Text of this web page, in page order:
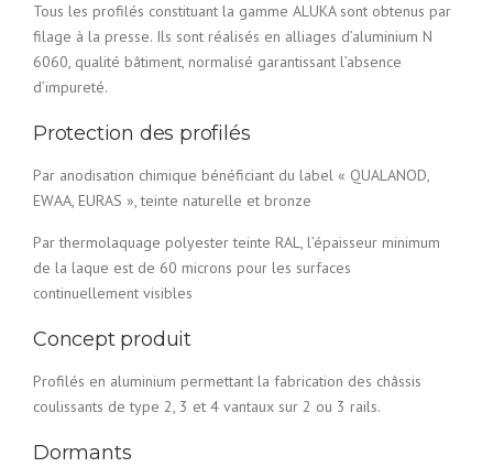
Tous les profilés constituant la gamme ALUKA sont obtenus par
filage à la presse. Ils sont réalisés en alliages d’aluminium N
6060, qualité bâtiment, normalisé garantissant l’absence
d’impureté.
Protection des profilés
Par anodisation chimique bénéficiant du label « QUALANOD,
EWAA, EURAS », teinte naturelle et bronze
Par thermolaquage polyester teinte RAL, l’épaisseur minimum
de la laque est de 60 microns pour les surfaces
continuellement visibles
Concept produit
Profilés en aluminium permettant la fabrication des châssis
coulissants de type 2, 3 et 4 vantaux sur 2 ou 3 rails.
Dormants